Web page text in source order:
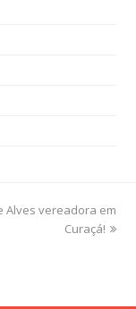
Alves vereadora em
Curaçá!